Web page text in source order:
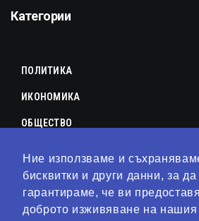
Ние използваме и
бисквитки и други данни, за да
гарантираме, че ви
доброто изживяване на нашия
Категории
ПОЛИТИКА
ИКОНОМИКА
ОБЩЕСТВО
КУЛТУРА
ЛАЙФСТАЙЛ